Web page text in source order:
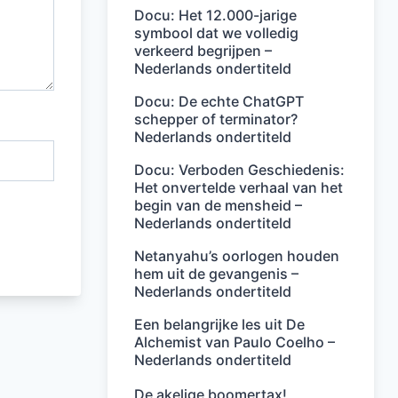
Docu: Het 12.000-jarige
symbool dat we volledig
verkeerd begrijpen –
Nederlands ondertiteld
Docu: De echte ChatGPT
schepper of terminator?
Nederlands ondertiteld
Docu: Verboden Geschiedenis:
Het onvertelde verhaal van het
begin van de mensheid –
Nederlands ondertiteld
Netanyahu’s oorlogen houden
hem uit de gevangenis –
Nederlands ondertiteld
Een belangrijke les uit De
Alchemist van Paulo Coelho –
Nederlands ondertiteld
De akelige boomertax!